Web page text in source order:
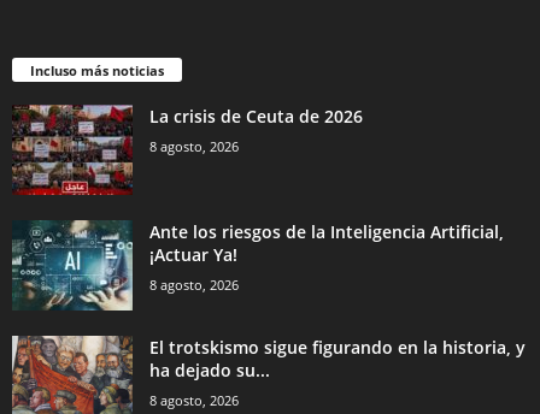
Incluso más noticias
La crisis de Ceuta de 2026
8 agosto, 2026
Ante los riesgos de la Inteligencia Artificial,
¡Actuar Ya!
8 agosto, 2026
El trotskismo sigue figurando en la historia, y
ha dejado su...
8 agosto, 2026